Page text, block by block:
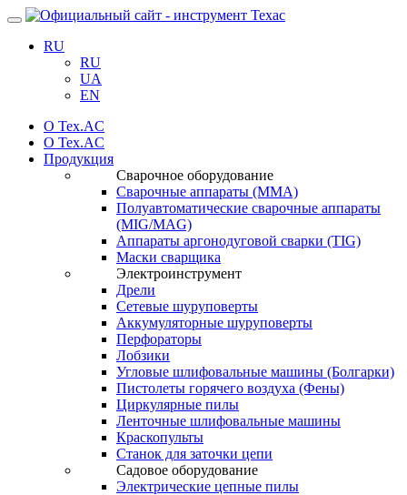
Навигация
RU
RU
UA
EN
О Tex.AC
О Tex.AC
Продукция
Сварочное оборудование
Сварочные аппараты (ММА)
Полуавтоматические сварочные аппараты
(MIG/MAG)
Аппараты аргонодуговой сварки (TIG)
Маски сварщика
Электроинструмент
Дрели
Сетевые шуруповерты
Аккумуляторные шуруповерты
Перфораторы
Лобзики
Угловые шлифовальные машины (Болгарки)
Пистолеты горячего воздуха (Фены)
Циркулярные пилы
Ленточные шлифовальные машины
Краскопульты
Станок для заточки цепи
Садовое оборудование
Электрические цепные пилы